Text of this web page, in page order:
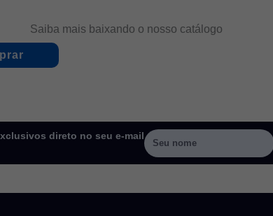
Saiba mais baixando o nosso catálogo
direto no seu e-mail